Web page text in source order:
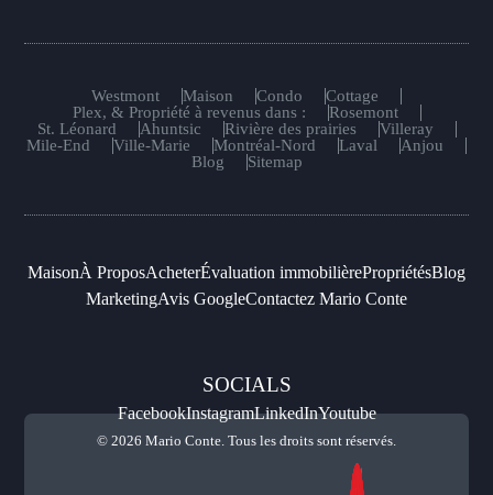
Westmont Maison Condo
Cottage
Plex, & Propriété à revenus dans :
Rosemont
St. Léonard
Ahuntsic Rivière des prairies
Villeray
Mile-End
Ville-Marie Montréal-Nord Laval
Anjou
Blog
Sitemap
MaisonÀ ProposAcheterÉvaluation immobilièrePropriétésBlog
MarketingAvis GoogleContactez Mario Conte
SOCIALS
FacebookInstagramLinkedInYoutube
© 2026 Mario Conte. Tous les droits sont réservés.